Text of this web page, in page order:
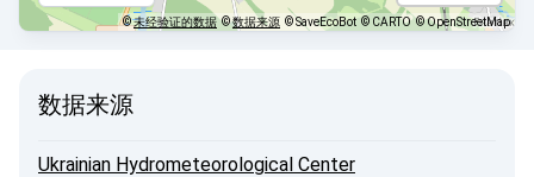
©未经验证的数据 ©数据来源 © SaveEcoBot © CARTO © OpenStreetMap
数据来源
Ukrainian Hydrometeorological Center